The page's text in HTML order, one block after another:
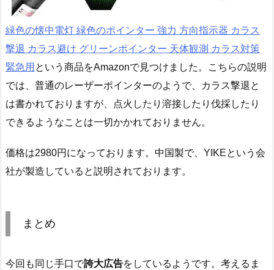
緑色の懐中電灯 緑色のポインター 強力 方向指示器 カラス
撃退 カラス避け グリーンポインター 天体観測 カラス対策
緊急用 という商品をAmazonで見つけました。こちらの説明
では、普通のレーザーポインターのようで、カラス撃退と
は書かれておりますが、点火したり溶接したり伐採したり
できるようなことは一切かかれておりません。
価格は2980円になっております。中国製で、YIKEという会
社が製造していると説明されております。
まとめ
今回も同じ手口で誇大広告をしているようです。考えるま